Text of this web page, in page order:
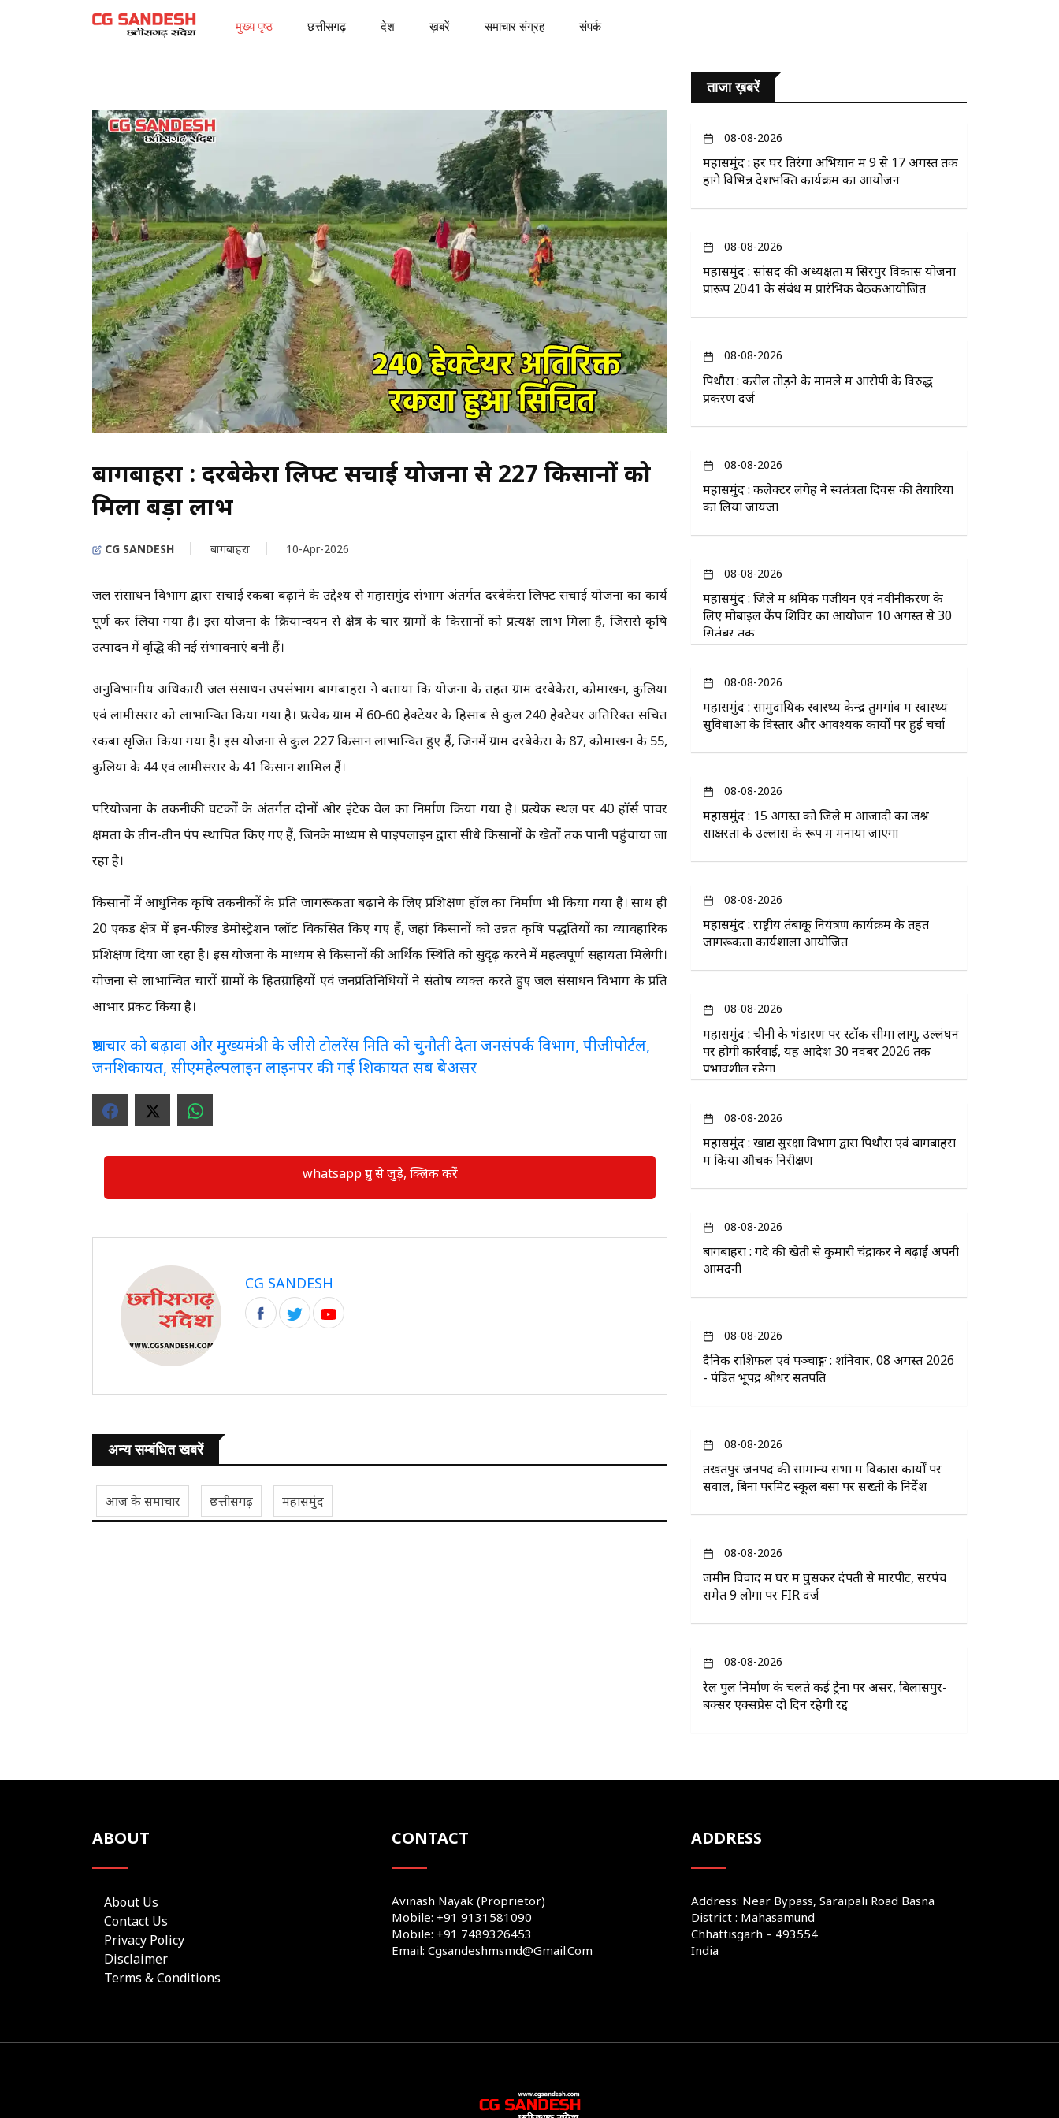
मुख्य पृष्ठ छत्तीसगढ़ देश ख़बरें समाचार संग्रह संपर्क
बागबाहरा : दरबेकेरा लिफ्ट सिंचाई योजना से 227 किसानों को
मिला बड़ा लाभ
CG SANDESH बागबाहरा 10-Apr-2026
जल संसाधन विभाग द्वारा सिंचाई रकबा बढ़ाने के उद्देश्य से महासमुंद संभाग अंतर्गत दरबेकेरा लिफ्ट सिंचाई योजना का कार्य
पूर्ण कर लिया गया है। इस योजना के क्रियान्वयन से क्षेत्र के चार ग्रामों के किसानों को प्रत्यक्ष लाभ मिला है, जिससे कृषि
उत्पादन में वृद्धि की नई संभावनाएं बनी हैं।
अनुविभागीय अधिकारी जल संसाधन उपसंभाग बागबाहरा ने बताया कि योजना के तहत ग्राम दरबेकेरा, कोमाखन, कुलिया
एवं लामीसरार को लाभान्वित किया गया है। प्रत्येक ग्राम में 60-60 हेक्टेयर के हिसाब से कुल 240 हेक्टेयर अतिरिक्त सिंचित
रकबा सृजित किया गया है। इस योजना से कुल 227 किसान लाभान्वित हुए हैं, जिनमें ग्राम दरबेकेरा के 87, कोमाखन के 55,
कुलिया के 44 एवं लामीसरार के 41 किसान शामिल हैं।
परियोजना के तकनीकी घटकों के अंतर्गत दोनों ओर इंटेक वेल का निर्माण किया गया है। प्रत्येक स्थल पर 40 हॉर्स पावर
क्षमता के तीन-तीन पंप स्थापित किए गए हैं, जिनके माध्यम से पाइपलाइन द्वारा सीधे किसानों के खेतों तक पानी पहुंचाया जा
रहा है।
किसानों में आधुनिक कृषि तकनीकों के प्रति जागरूकता बढ़ाने के लिए प्रशिक्षण हॉल का निर्माण भी किया गया है। साथ ही
20 एकड़ क्षेत्र में इन-फील्ड डेमोस्ट्रेशन प्लॉट विकसित किए गए हैं, जहां किसानों को उन्नत कृषि पद्धतियों का व्यावहारिक
प्रशिक्षण दिया जा रहा है। इस योजना के माध्यम से किसानों की आर्थिक स्थिति को सुदृढ़ करने में महत्वपूर्ण सहायता मिलेगी।
योजना से लाभान्वित चारों ग्रामों के हितग्राहियों एवं जनप्रतिनिधियों ने संतोष व्यक्त करते हुए जल संसाधन विभाग के प्रति
आभार प्रकट किया है।
भ्रष्टाचार को बढ़ावा और मुख्यमंत्री के जीरो टोलरेंस निति को चुनौती देता जनसंपर्क विभाग, पीजीपोर्टल,
जनशिकायत, सीएमहेल्पलाइन लाइनपर की गई शिकायत सब बेअसर
whatsapp ग्रुप से जुड़े, क्लिक करें
CG SANDESH
अन्य सम्बंधित खबरें
आज के समाचार छत्तीसगढ़ महासमुंद
ताजा ख़बरें
08-08-2026
महासमुंद : हर घर तिरंगा अभियान में 9 से 17 अगस्त तक
होंगे विभिन्न देशभक्ति कार्यक्रम का आयोजन
08-08-2026
महासमुंद : सांसद की अध्यक्षता में सिरपुर विकास योजना
प्रारूप 2041 के संबंध में प्रारंभिक बैठकआयोजित
08-08-2026
पिथौरा : करील तोड़ने के मामले में आरोपी के विरुद्ध
प्रकरण दर्ज
08-08-2026
महासमुंद : कलेक्टर लंगेह ने स्वतंत्रता दिवस की तैयारियों
का लिया जायजा
08-08-2026
महासमुंद : जिले में श्रमिक पंजीयन एवं नवीनीकरण के
लिए मोबाइल कैंप शिविर का आयोजन 10 अगस्त से 30
सितंबर तक
08-08-2026
महासमुंद : सामुदायिक स्वास्थ्य केन्द्र तुमगांव में स्वास्थ्य
सुविधाओं के विस्तार और आवश्यक कार्यों पर हुई चर्चा
08-08-2026
महासमुंद : 15 अगस्त को जिले में आजादी का जश्न
साक्षरता के उल्लास के रूप में मनाया जाएगा
08-08-2026
महासमुंद : राष्ट्रीय तंबाकू नियंत्रण कार्यक्रम के तहत
जागरूकता कार्यशाला आयोजित
08-08-2026
महासमुंद : चीनी के भंडारण पर स्टॉक सीमा लागू, उल्लंघन
पर होगी कार्रवाई, यह आदेश 30 नवंबर 2026 तक
प्रभावशील रहेगा
08-08-2026
महासमुंद : खाद्य सुरक्षा विभाग द्वारा पिथौरा एवं बागबाहरा
में किया औचक निरीक्षण
08-08-2026
बागबाहरा : गेंदे की खेती से कुमारी चंद्राकर ने बढ़ाई अपनी
आमदनी
08-08-2026
दैनिक राशिफल एवं पञ्चाङ्ग : शनिवार, 08 अगस्त 2026
- पंडित भूपेंद्र श्रीधर सतपति
08-08-2026
तखतपुर जनपद की सामान्य सभा में विकास कार्यों पर
सवाल, बिना परमिट स्कूल बसों पर सख्ती के निर्देश
08-08-2026
जमीन विवाद में घर में घुसकर दंपती से मारपीट, सरपंच
समेत 9 लोगों पर FIR दर्ज
08-08-2026
रेल पुल निर्माण के चलते कई ट्रेनों पर असर, बिलासपुर-
बक्सर एक्सप्रेस दो दिन रहेगी रद्द
ABOUT
About Us
Contact Us
Privacy Policy
Disclaimer
Terms & Conditions
CONTACT
Avinash Nayak (Proprietor)
Mobile: +91 9131581090
Mobile: +91 7489326453
Email: Cgsandeshmsmd@gmail.com
ADDRESS
Address: Near Bypass, Saraipali Road Basna
District : Mahasamund
Chhattisgarh – 493554
India